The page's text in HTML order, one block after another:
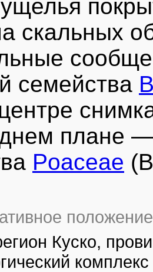
скальных
семейства
плане
Poaceae
Куско,